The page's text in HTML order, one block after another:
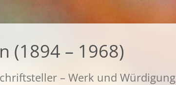
(1894 – 1968)
– Werk und Würdigung